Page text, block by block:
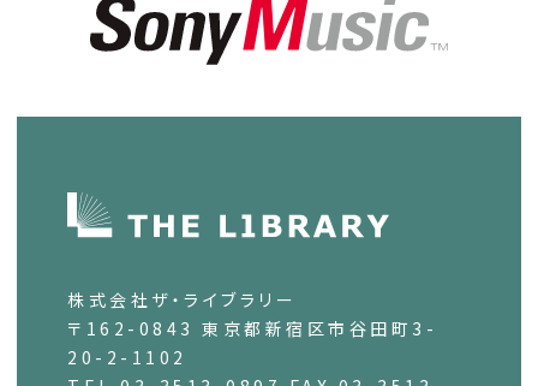
株式会社ザ・ライブラリー
〒162-0843 東京都新宿区市谷田町3-
20-2-1102